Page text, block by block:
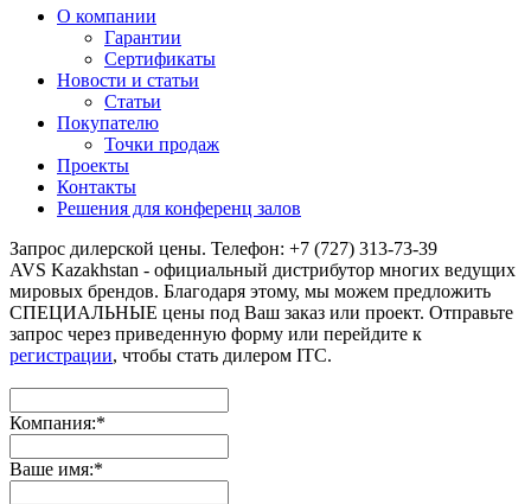
О компании
Гарантии
Сертификаты
Новости и статьи
Статьи
Покупателю
Точки продаж
Проекты
Контакты
Решения для конференц залов
Запрос дилерской цены. Телефон: +7 (727) 313-73-39
AVS Kazakhstan - официальный дистрибутор многих ведущих
мировых брендов. Благодаря этому, мы можем предложить
СПЕЦИАЛЬНЫЕ цены под Ваш заказ или проект. Отправьте
запрос через приведенную форму или перейдите к
регистрации, чтобы стать дилером ITC.
Компания:*
Ваше имя:*